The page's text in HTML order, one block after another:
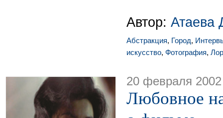
Автор: Атаева
Абстракция, Город,
искусство, Фотография,
20 февраля 2002
Любовное